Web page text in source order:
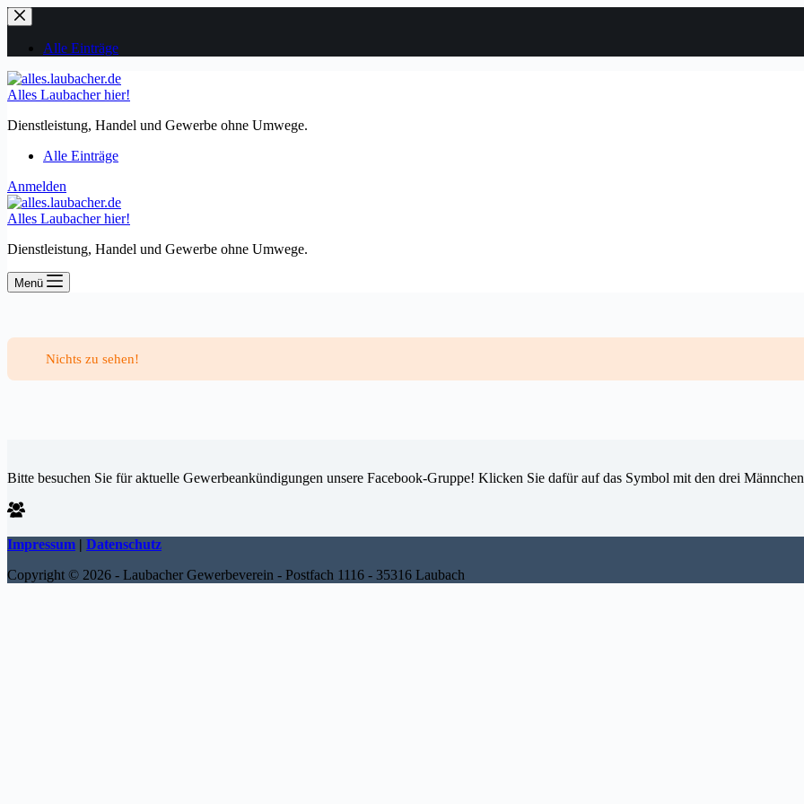
Zum
Inhalt
springenAlle Einträge
Alles Laubacher hier!
Dienstleistung, Handel und Gewerbe ohne Umwege.
Alle Einträge
Anmelden
Alles Laubacher hier!
Dienstleistung, Handel und Gewerbe ohne Umwege.
Menü
Nichts zu sehen!
Bitte besuchen Sie für aktuelle Gewerbeankündigungen unsere Facebook-Gruppe! Klicken Sie dafür auf das Symbol mit den drei
Impressum | Datenschutz
Copyright © 2026 - Laubacher Gewerbeverein - Postfach 1116 - 35316 Laubach